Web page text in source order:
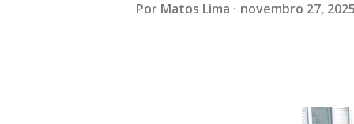
Por Matos Lima novembro 27,